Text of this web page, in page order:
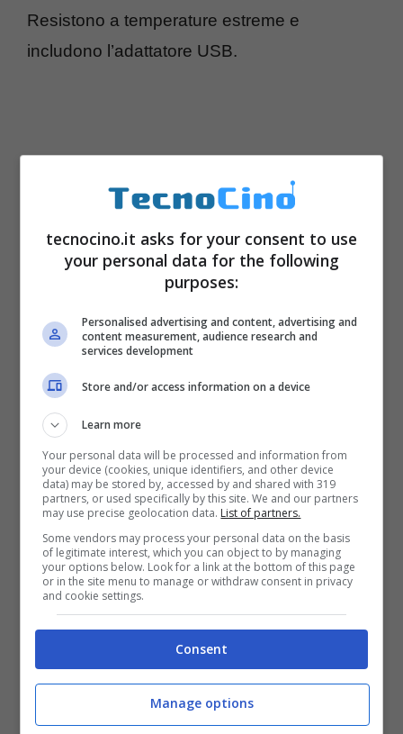
Resistono a temperature estreme e
includono l’adattatore USB.
tecnocino.it asks for your consent to use
your personal data for the following
purposes:
Personalised advertising and content, advertising and
content measurement, audience research and
services development
Store and/or access information on a device
Learn more
Your personal data will be processed and information from
your device (cookies, unique identifiers, and other device
data) may be stored by, accessed by and shared with 319
partners, or used specifically by this site. We and our partners
may use precise geolocation data. List of partners.
Some vendors may process your personal data on the basis
of legitimate interest, which you can object to by managing
your options below. Look for a link at the bottom of this page
or in the site menu to manage or withdraw consent in privacy
and cookie settings.
Consent
Manage options